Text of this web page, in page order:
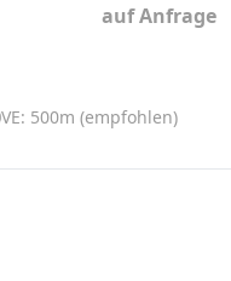
auf Anfrage
VE: 500m (empfohlen)